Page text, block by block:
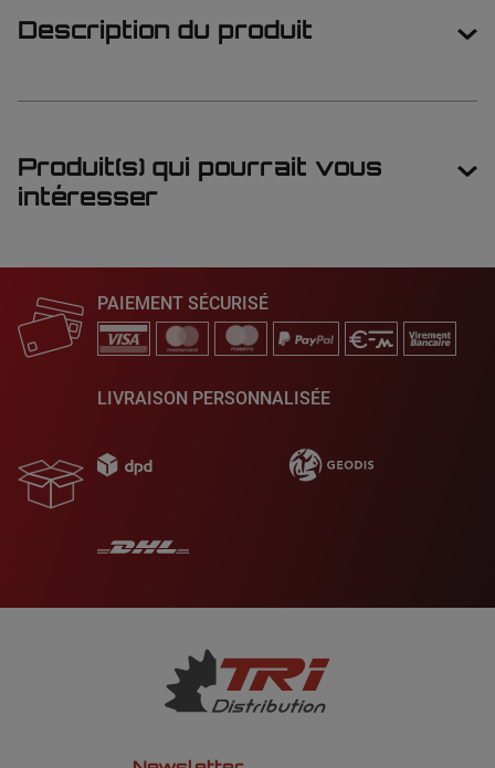
Description du produit
Produit(s) qui pourrait vous
intéresser
PAIEMENT SÉCURISÉ
LIVRAISON PERSONNALISÉE